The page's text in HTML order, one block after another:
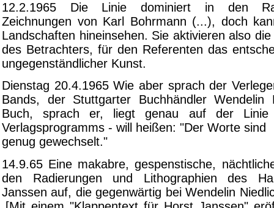
12.2.1965 Die Linie dominiert in den
Zeichnungen von Karl Bohrmann (...), doch
Landschaften hineinsehen. Sie aktivieren also
des Betrachters, für den Referenten das
ungegenständlicher Kunst.
Dienstag 20.4.1965 Wie aber sprach der
Bands, der Stuttgarter Buchhändler Wendelin
Buch, sprach er, liegt genau auf der Linie
Verlagsprogramms - will heißen: "Der Worte sind
genug gewechselt."
14.9.65 Eine makabre, gespenstische,
den Radierungen und Lithographien des
Janssen auf, die gegenwärtig bei Wendelin